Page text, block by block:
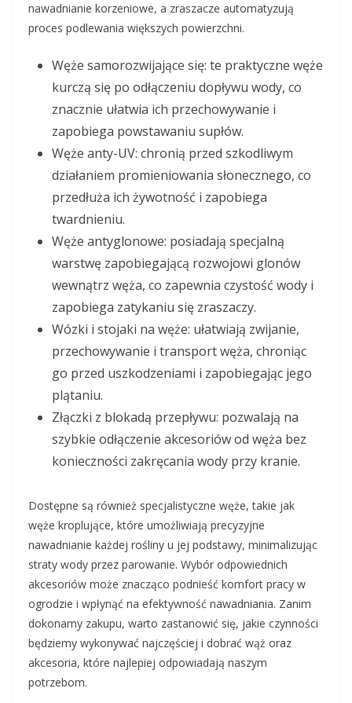
nawadnianie korzeniowe, a zraszacze automatyzują
proces podlewania większych powierzchni.
Węże samorozwijające się: te praktyczne węże
kurczą się po odłączeniu dopływu wody, co
znacznie ułatwia ich przechowywanie i
zapobiega powstawaniu supłów.
Węże anty-UV: chronią przed szkodliwym
działaniem promieniowania słonecznego, co
przedłuża ich żywotność i zapobiega
twardnieniu.
Węże antyglonowe: posiadają specjalną
warstwę zapobiegającą rozwojowi glonów
wewnątrz węża, co zapewnia czystość wody i
zapobiega zatykaniu się zraszaczy.
Wózki i stojaki na węże: ułatwiają zwijanie,
przechowywanie i transport węża, chroniąc
go przed uszkodzeniami i zapobiegając jego
plątaniu.
Złączki z blokadą przepływu: pozwalają na
szybkie odłączenie akcesoriów od węża bez
konieczności zakręcania wody przy kranie.
Dostępne są również specjalistyczne węże, takie jak
węże kroplujące, które umożliwiają precyzyjne
nawadnianie każdej rośliny u jej podstawy, minimalizując
straty wody przez parowanie. Wybór odpowiednich
akcesoriów może znacząco podnieść komfort pracy w
ogrodzie i wpłynąć na efektywność nawadniania. Zanim
dokonamy zakupu, warto zastanowić się, jakie czynności
będziemy wykonywać najczęściej i dobrać wąż oraz
akcesoria, które najlepiej odpowiadają naszym
potrzebom.